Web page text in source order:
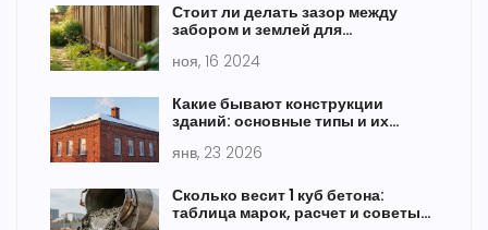
Стоит ли делать зазор между
забором и землей для
ноя, 16 2024
Какие бывают конструкции
зданий: основные типы и их
янв, 23 2026
Сколько весит 1 куб бетона:
таблица марок, расчет и советы